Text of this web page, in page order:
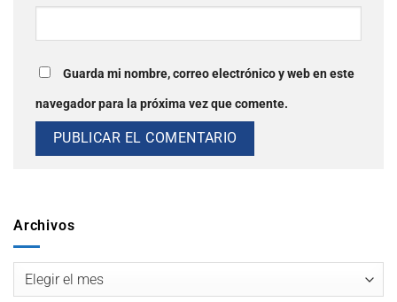
Archivos
Guarda mi nombre, correo electrónico y web en este
navegador para la próxima vez que comente.